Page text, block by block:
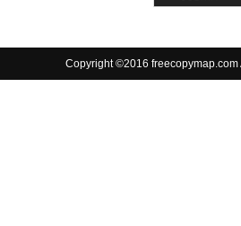
Copyright ©2016 freecopymap.com